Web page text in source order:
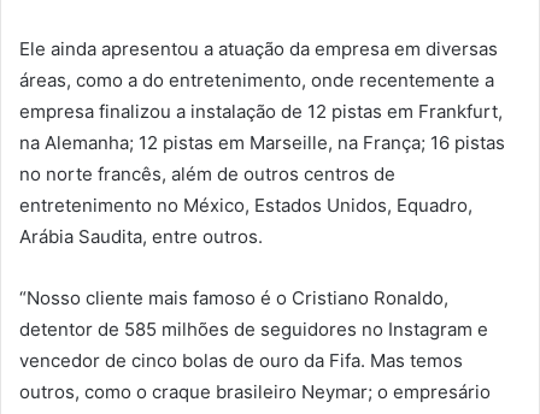
Ele ainda apresentou a atuação da empresa em diversas
áreas, como a do entretenimento, onde recentemente a
empresa finalizou a instalação de 12 pistas em Frankfurt,
na Alemanha; 12 pistas em Marseille, na França; 16 pistas
no norte francês, além de outros centros de
entretenimento no México, Estados Unidos, Equadro,
Arábia Saudita, entre outros.
“Nosso cliente mais famoso é o Cristiano Ronaldo,
detentor de 585 milhões de seguidores no Instagram e
vencedor de cinco bolas de ouro da Fifa. Mas temos
outros, como o craque brasileiro Neymar; o empresário